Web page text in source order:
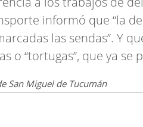
informó que “la
las sendas”. Y
o “tortugas”, que ya se
San Miguel de Tucumán